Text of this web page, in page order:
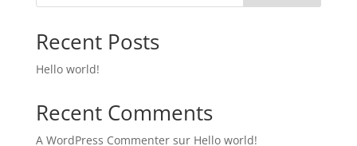
i
e
Recent Posts
Hello world!
Recent Comments
A WordPress Commentersur Hello world!